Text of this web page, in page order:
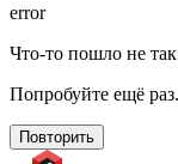
error
Что-то пошло не
Попробуйте ещё раз.
Повторить